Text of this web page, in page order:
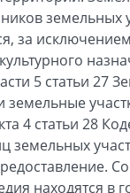
земельных
за
5 статьи 27
4 статьи 28
земельных
находятся в